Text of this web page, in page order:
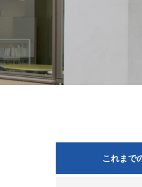
これまで